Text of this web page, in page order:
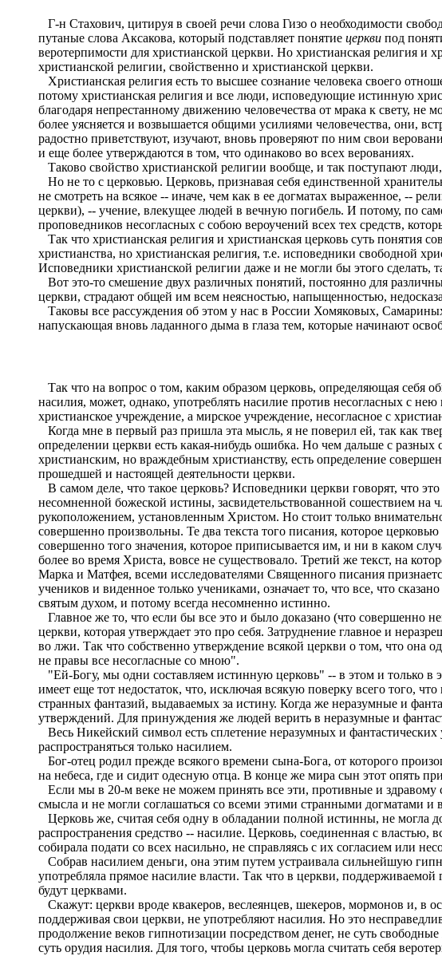
Г-н Стахович, цитируя в своей речи слова Гизо о необходимости
путаные слова Аксакова, который подставляет понятие церкви под
веротерпимости для христианской церкви. Но христианская религия и
христианской религии, свойственно и христианской церкви.
Христианская религия есть то высшее сознание человека своего
потому христианская религия и все люди, исповедующие истинную
благодаря непрестанному движению человечества от мрака к свету, не
более уясняется и возвышается общими усилиями человечества, они,
радостно приветствуют, изучают, вновь проверяют по ним свои
и еще более утверждаются в том, что одинаково во всех верованиях.
Таково свойство христианской религии вообще, и так поступают
Но не то с церковью. Церковь, признавая себя единственной
не смотреть на всякое -- иначе, чем как в ее догматах выраженное, --
церкви), -- учение, влекущее людей в вечную погибель. И потому, по
проповедников несогласных с собою вероучений всех тех средств,
Так что христианская религия и христианская церковь суть понятия
христианства, но христианская религия, т.е. исповедники свободной
Исповедники христианской религии даже и не могли бы этого сделать,
Вот это-то смешение двух различных понятий, постоянно для
церкви, страдают общей им всем неясностью, напыщенностью,
Таковы все рассуждения об этом у нас в России Хомяковых,
напускающая вновь ладанного дыма в глаза тем, которые начинают
Так что на вопрос о том, каким образом церковь, определяющая
насилия, может, однако, употреблять насилие против несогласных с
христианское учреждение, а мирское учреждение, несогласное с
Когда мне в первый раз пришла эта мысль, я не поверил ей, так как
определении церкви есть какая-нибудь ошибка. Но чем дальше с
христианским, но враждебным христианству, есть определение
прошедшей и настоящей деятельности церкви.
В самом деле, что такое церковь? Исповедники церкви говорят, что
несомненной божеской истины, засвидетельствованной сошествием на
рукоположением, установленным Христом. Но стоит только
совершенно произвольны. Те два текста того писания, которое
совершенно того значения, которое приписывается им, и ни в каком
более во время Христа, вовсе не существовало. Третий же текст, на
Марка и Матфея, всеми исследователями Священного писания
учеников и виденное только учениками, означает то, что все, что
святым духом, и потому всегда несомненно истинно.
Главное же то, что если бы все это и было доказано (что совершенно
церкви, которая утверждает это про себя. Затруднение главное и
во лжи. Так что собственно утверждение всякой церкви о том, что она
не правы все несогласные со мною".
"Ей-Богу, мы одни составляем истинную церковь" -- в этом и только в
имеет еще тот недостаток, что, исключая всякую поверку всего того,
странных фантазий, выдаваемых за истину. Когда же неразумные и
утверждений. Для принуждения же людей верить в неразумные и
Весь Никейский символ есть сплетение неразумных и
распространяться только насилием.
Бог-отец родил прежде всякого времени сына-Бога, от которого
на небеса, где и сидит одесную отца. В конце же мира сын этот опять
Если мы в 20-м веке не можем принять все эти, противные и
смысла и не могли соглашаться со всеми этими странными догматами и
Церковь же, считая себя одну в обладании полной истинны, не могла
распространения средство -- насилие. Церковь, соединенная с властью,
собирала подати со всех насильно, не справляясь с их согласием или
Собрав насилием деньги, она этим путем устраивала сильнейшую
употребляла прямое насилие власти. Так что в церкви,
будут церквами.
Скажут: церкви вроде квакеров, веслеянцев, шекеров, мормонов и, в
поддерживая свои церкви, не употребляют насилия. Но это
продолжение веков гипнотизации посредством денег, не суть
суть орудия насилия. Для того, чтобы церковь могла считать себя